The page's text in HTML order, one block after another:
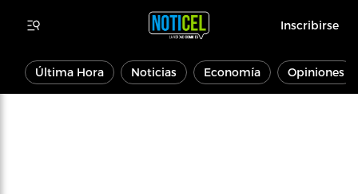
Inscribirse
Última Hora Noticias Economía Opiniones